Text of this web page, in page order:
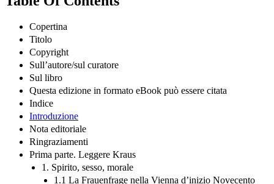
Copertina
Titolo
Copyright
Sull’autore/sul curatore
Sul libro
Questa edizione in formato eBook può essere citata
Indice
Introduzione
Nota editoriale
Ringraziamenti
Prima parte. Leggere Kraus
1. Spirito, sesso, morale
1.1 La Frauenfrage nella Vienna d’inizio Novecento